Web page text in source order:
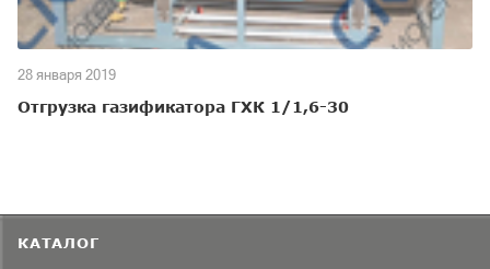
28 января 2019
Отгрузка газификатора ГХК 1/1,6-30
КАТАЛОГ